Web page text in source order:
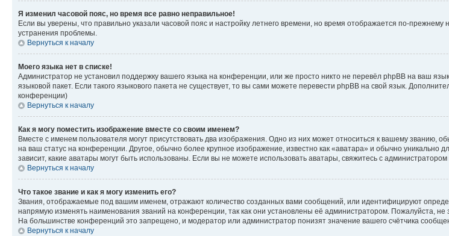
Я изменил часовой пояс, но время все равно неправильное!
Если вы уверены, что правильно указали часовой пояс и настройку летнего времени, но время отображается по-
устранения проблемы.
Вернуться к началу
Моего языка нет в списке!
Администратор не установил поддержку вашего языка на конференции, или же просто никто не перевёл phpBB на ваш
языковой пакет. Если такого языкового пакета не существует, то вы сами можете перевести phpBB на свой язык.
конференции)
Вернуться к началу
Как я могу поместить изображение вместе со своим именем?
Вместе с именем пользователя могут присутствовать два изображения. Одно из них может относиться к вашему званию,
на ваш статус на конференции. Другое, обычно более крупное изображение, известно как «аватара» и обычно уникально
зависит, какие аватары могут быть использованы. Если вы не можете использовать аватары, свяжитесь с
Вернуться к началу
Что такое звание и как я могу изменить его?
Звания, отображаемые под вашим именем, отражают количество созданных вами сообщений, или идентифицируют
напрямую изменять наименования званий на конференции, так как они установлены её администратором. Пожалуйста,
На большинстве конференций это запрещено, и модератор или администратор понизят значение вашего счётчика
Вернуться к началу